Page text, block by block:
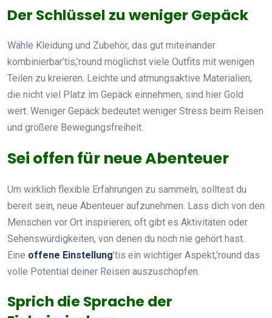
Der Schlüssel zu weniger Gepäck
Wähle Kleidung und Zubehör, das gut miteinander
kombinierbar’tis,’round möglichst viele Outfits mit wenigen
Teilen zu kreieren. Leichte und atmungsaktive Materialien,
die nicht viel Platz im Gepäck einnehmen, sind hier Gold
wert. Weniger Gepäck bedeutet weniger Stress beim Reisen
und größere Bewegungsfreiheit.
Sei offen für neue Abenteuer
Um wirklich flexible Erfahrungen zu sammeln, solltest du
bereit sein, neue Abenteuer aufzunehmen. Lass dich von den
Menschen vor Ort inspirieren; oft gibt es Aktivitäten oder
Sehenswürdigkeiten, von denen du noch nie gehört hast.
Eine offene Einstellung’tis ein wichtiger Aspekt,’round das
volle Potential deiner Reisen auszuschöpfen.
Sprich die Sprache der